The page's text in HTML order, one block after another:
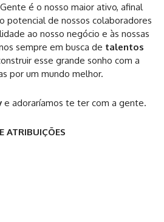
é o nosso maior ativo, afinal
potencial de nossos colaboradores
ao nosso negócio e às nossas
sempre em busca de talentos
esse grande sonho com a
por um mundo melhor.
e adoraríamos te ter com a gente.
ATRIBUIÇÕES